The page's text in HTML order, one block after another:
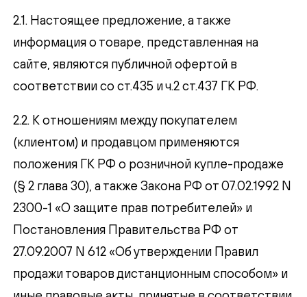
2.1. Настоящее предложение, а также
информация о товаре, представленная на
сайте, являются публичной офертой в
соответствии со ст.435 и ч.2 ст.437 ГК РФ.
2.2. К отношениям между покупателем
(клиентом) и продавцом применяются
положения ГК РФ о розничной купле-продаже
(§ 2 глава 30), а также Закона РФ от 07.02.1992 N
2300-1 «О защите прав потребителей» и
Постановления Правительства РФ от
27.09.2007 N 612 «Об утверждении Правил
продажи товаров дистанционным способом» и